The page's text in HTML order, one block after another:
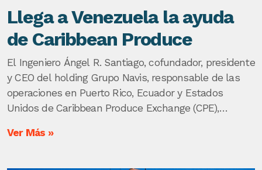
Llega a Venezuela la ayuda
de Caribbean Produce
El Ingeniero Ángel R. Santiago, cofundador, presidente
y CEO del holding Grupo Navis, responsable de las
operaciones en Puerto Rico, Ecuador y Estados
Unidos de Caribbean Produce Exchange (CPE),
Venezuela con Cáritas Puerto Rico, para hacer llegar
Ver Más »